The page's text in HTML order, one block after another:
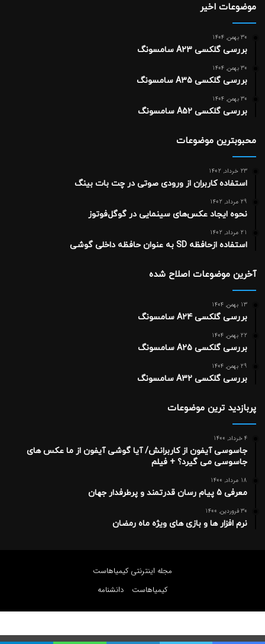
موضوعات اخیر
30 بهمن, 1404
بررسی گلکسی A23 سامسونگ
30 بهمن, 1404
بررسی گلکسی A35 سامسونگ
30 بهمن, 1404
بررسی گلکسی A52 سامسونگ
محبوبترین موضوعات
23 خرداد, 1402
استفاده کاربران از ورودی صوتی در چت بات بینگ
29 مرداد, 1402
نحوه ایجاد عکس‌های سینمایی در گوگل‌فوتوز
21 مرداد, 1402
استفاده ازحافظه SD به عنوان حافظه داخلی گوشی
آخرین موضوعات اصلاح شده
13 بهمن, 1404
بررسی گلکسی A24 سامسونگ
22 بهمن, 1404
بررسی گلکسی A25 سامسونگ
29 بهمن, 1404
بررسی گلکسی A32 سامسونگ
پربازدید ترین موضوعات
4 خرداد, 1400
جاسوسی آیفون از کاربرانش/ آیا گوشی آیفون از ما عکس های
جاسوسی می گیرد؟ + فیلم
18 مرداد, 1400
معرفی 5 پیام رسان قدرتمند و پرطرفدار جهان
30 فروردین, 1400
نرم افزار ها و بازی های ویژه ماه رمضان
مجله اینترنتی کیمیاهاست
کیمیاهاست
دانشنامه